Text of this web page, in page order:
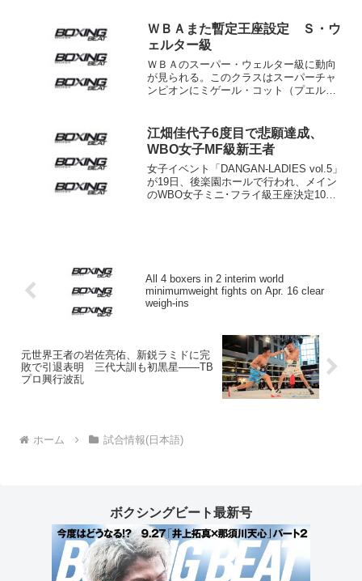
級は３つ）ミゲール・...
ＷＢＡまた暫定王座設定 Ｓ・ウ
ェルター級
ＷＢＡのスーパー・ウェルター級に動向
が見られる。このクラスはスーパーチャ
ンピオンにミゲール・コット（プエルト
オンはオースティン・トラウト（米）。
石田順裕、リゴベルト・ア...
江畑佳代子6度目で悲願達成、
WBO女子MF級新王者
女子イベント「DANGAN-LADIES vol.5」
が19日、後楽園ホールで行われ、メイン
のWBO女子ミニ･フライ級王座決定10回
All 4 boxers in 2 interim world
minimumweight fights on Apr. 16 clear
weigh-ins
元世界王者の岩佐亮佑、新鋭ラミドに完
敗で引退表明 三代大訓も初黒星――TB
プロ興行波乱
ホーム 試合情報(日本語)
ボクシングビート最新号